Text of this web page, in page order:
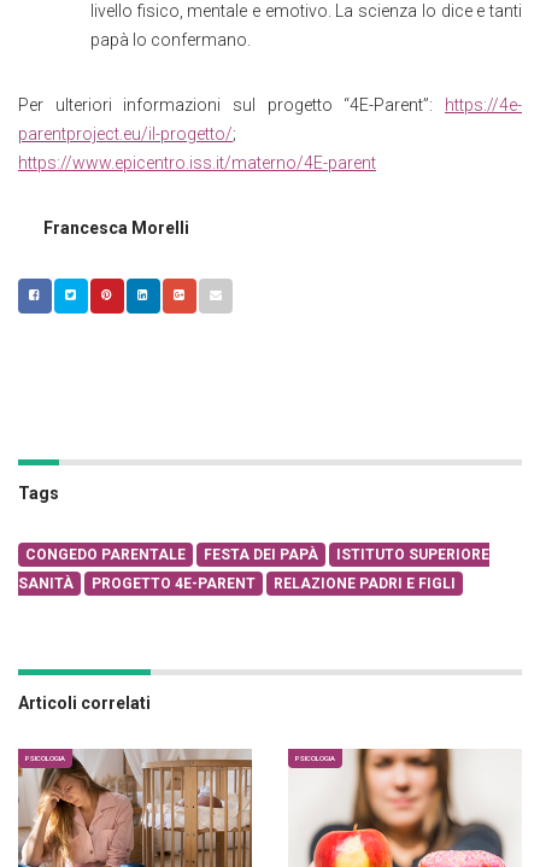
livello fisico, mentale e emotivo. La scienza lo dice e tanti
papà lo confermano.
Per ulteriori informazioni sul progetto “4E-Parent”: https://4e-
parentproject.eu/il-progetto/;
https://www.epicentro.iss.it/materno/4E-parent
Francesca Morelli
Tags
CONGEDO PARENTALE FESTA DEI PAPÀ
ISTITUTO SUPERIORE
SANITÀ
PROGETTO 4E-PARENT RELAZIONE PADRI E FIGLI
Articoli correlati
PSICOLOGIA PSICOLOGIA